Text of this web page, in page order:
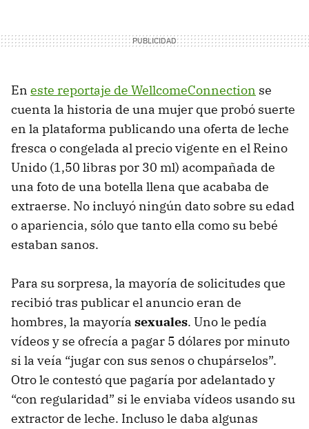
En este reportaje de WellcomeConnection se
cuenta la historia de una mujer que probó suerte
en la plataforma publicando una oferta de leche
fresca o congelada al precio vigente en el Reino
Unido (1,50 libras por 30 ml) acompañada de
una foto de una botella llena que acababa de
extraerse. No incluyó ningún dato sobre su edad
o apariencia, sólo que tanto ella como su bebé
estaban sanos.
Para su sorpresa, la mayoría de solicitudes que
recibió tras publicar el anuncio eran de
hombres, la mayoría sexuales. Uno le pedía
vídeos y se ofrecía a pagar 5 dólares por minuto
si la veía “jugar con sus senos o chupárselos”.
Otro le contestó que pagaría por adelantado y
“con regularidad” si le enviaba vídeos usando su
extractor de leche. Incluso le daba algunas